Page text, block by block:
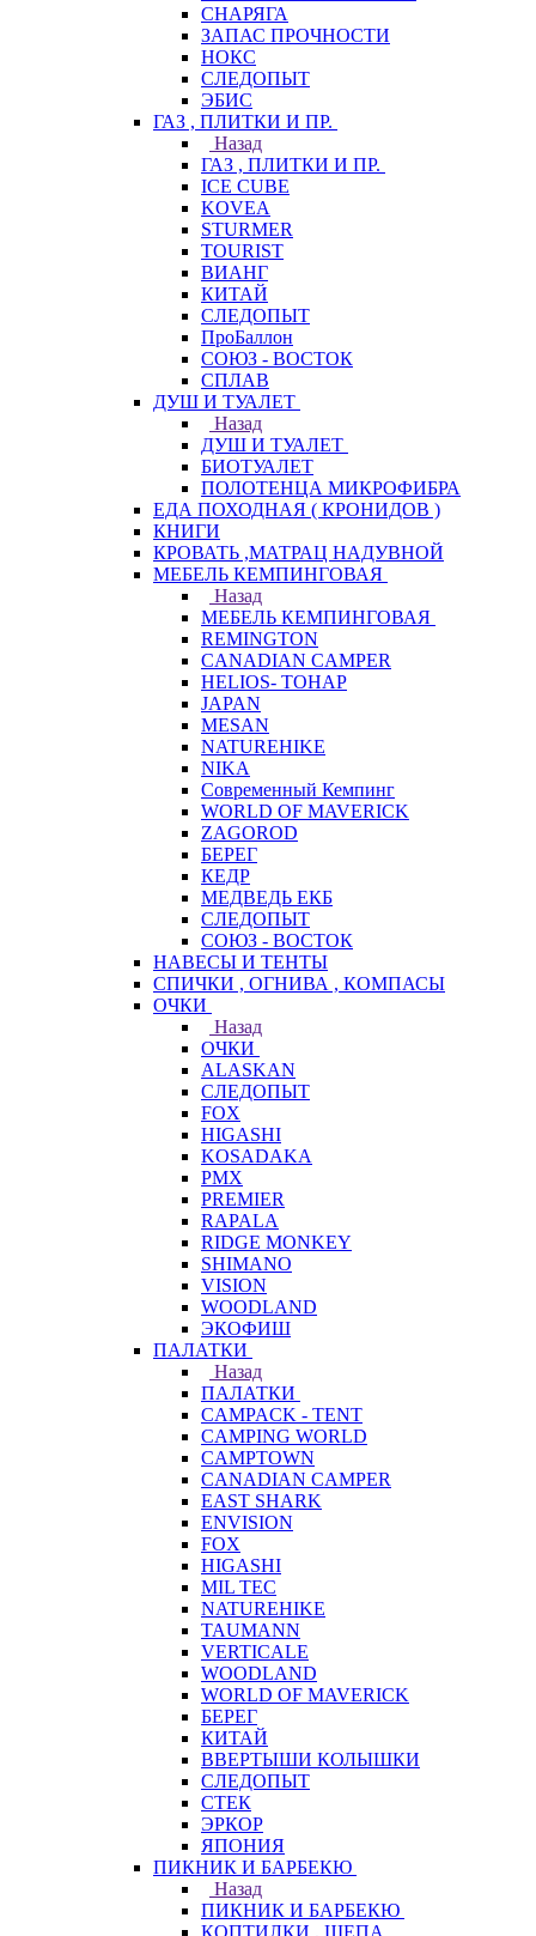
СНАРЯГА
ЗАПАС ПРОЧНОСТИ
НОКС
СЛЕДОПЫТ
ЭБИС
ГАЗ , ПЛИТКИ И ПР.
Назад
ГАЗ , ПЛИТКИ И ПР.
ICE CUBE
KOVEA
STURMER
TOURIST
ВИАНГ
КИТАЙ
СЛЕДОПЫТ
ПроБаллон
СОЮЗ - ВОСТОК
СПЛАВ
ДУШ И ТУАЛЕТ
Назад
ДУШ И ТУАЛЕТ
БИОТУАЛЕТ
ПОЛОТЕНЦА МИКРОФИБРА
ЕДА ПОХОДНАЯ ( КРОНИДОВ )
КНИГИ
КРОВАТЬ ,МАТРАЦ НАДУВНОЙ
МЕБЕЛЬ КЕМПИНГОВАЯ
Назад
МЕБЕЛЬ КЕМПИНГОВАЯ
REMINGTON
CANADIAN CAMPER
HELIOS- ТОНАР
JAPAN
MESAN
NATUREHIKE
NIKA
Современный Кемпинг
WORLD OF MAVERICK
ZAGOROD
БЕРЕГ
КЕДР
МЕДВЕДЬ ЕКБ
СЛЕДОПЫТ
СОЮЗ - ВОСТОК
НАВЕСЫ И ТЕНТЫ
СПИЧКИ , ОГНИВА , КОМПАСЫ
ОЧКИ
Назад
ОЧКИ
ALASKAN
СЛЕДОПЫТ
FOX
HIGASHI
KOSADAKA
PMX
PREMIER
RAPALA
RIDGE MONKEY
SHIMANO
VISION
WOODLAND
ЭКОФИШ
ПАЛАТКИ
Назад
ПАЛАТКИ
CAMPACK - TENT
CAMPING WORLD
CAMPTOWN
CANADIAN CAMPER
EAST SHARK
ENVISION
FOX
HIGASHI
MIL TEC
NATUREHIKE
TAUMANN
VERTICALE
WOODLAND
WORLD OF MAVERICK
БЕРЕГ
КИТАЙ
ВВЕРТЫШИ КОЛЫШКИ
СЛЕДОПЫТ
СТЕК
ЭРКОР
ЯПОНИЯ
ПИКНИК И БАРБЕКЮ
Назад
ПИКНИК И БАРБЕКЮ
КОПТИЛКИ , ЩЕПА